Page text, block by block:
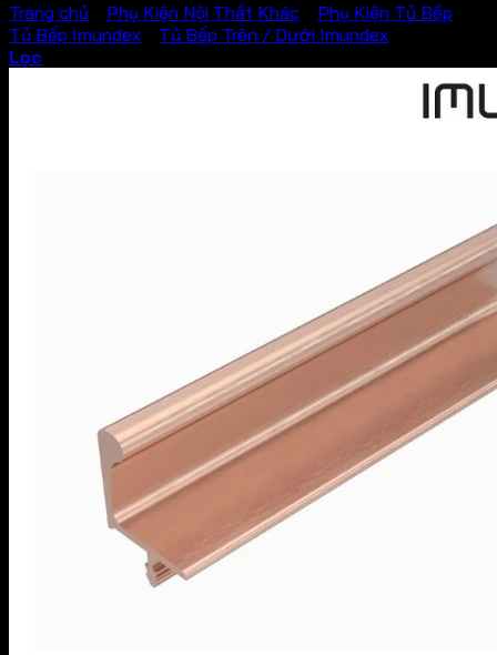
Trang chủ Phụ Kiện Nội Thất Khác Phụ Kiện Tủ Bếp
Tủ Bếp Imundex
Tủ Bếp Trên / Dưới Imundex
Lọc